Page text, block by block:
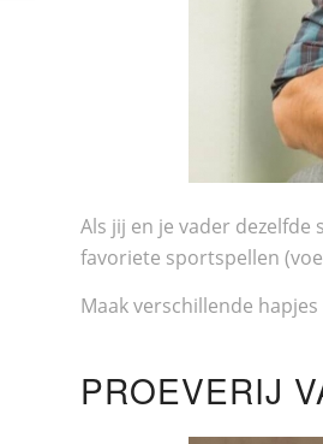
Als jij en je vader
favoriete sportspellen
Maak verschillende
PROEVERIJ